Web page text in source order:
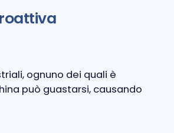
ognuno dei quali è
può guastarsi, causando